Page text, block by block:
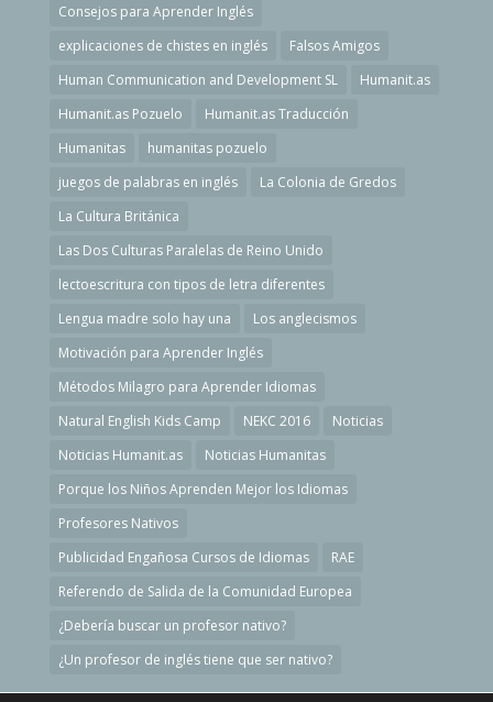
Consejos para Aprender Inglés
explicaciones de chistes en inglés
Falsos Amigos
Human Communication and Development SL
Humanit.as
Humanit.as Pozuelo
Humanit.as Traducción
Humanitas
humanitas pozuelo
juegos de palabras en inglés
La Colonia de Gredos
La Cultura Británica
Las Dos Culturas Paralelas de Reino Unido
lectoescritura con tipos de letra diferentes
Lengua madre solo hay una
Los anglecismos
Motivación para Aprender Inglés
Métodos Milagro para Aprender Idiomas
Natural English Kids Camp
NEKC 2016
Noticias
Noticias Humanit.as
Noticias Humanitas
Porque los Niños Aprenden Mejor los Idiomas
Profesores Nativos
Publicidad Engañosa Cursos de Idiomas
RAE
Referendo de Salida de la Comunidad Europea
¿Debería buscar un profesor nativo?
¿Un profesor de inglés tiene que ser nativo?